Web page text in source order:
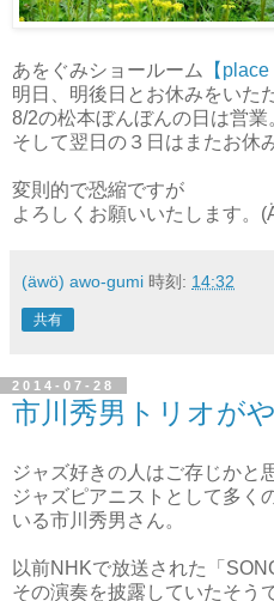
あをぐみショールーム 【
明日、明後日とお休みをいた
8/2の松本ぼんぼんの日は営業
そして翌日の３日はまたお休
変則的で恐縮ですが
よろしくお願いいたします。
(äwö) awo-gumi 時刻: 14:32
共有
2014-07-28
市川秀男トリオが
ジャズ好きの人はご存じかと
ジャズピアニストとして多く
いる市川秀男さん。
以前NHKで放送された「
その演奏を披露していたそう